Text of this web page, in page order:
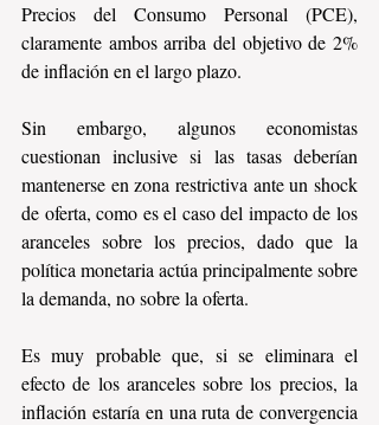
Precios del Consumo Personal (PCE),
claramente ambos arriba del objetivo de 2%
de inflación en el largo plazo.
Sin embargo, algunos economistas
cuestionan inclusive si las tasas deberían
mantenerse en zona restrictiva ante un shock
de oferta, como es el caso del impacto de los
aranceles sobre los precios, dado que la
política monetaria actúa principalmente sobre
la demanda, no sobre la oferta.
Es muy probable que, si se eliminara el
efecto de los aranceles sobre los precios, la
inflación estaría en una ruta de convergencia